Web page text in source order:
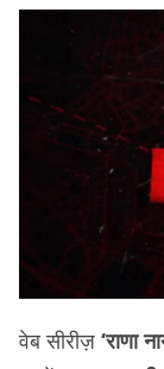
वेब सीरीज़ ‘राणा